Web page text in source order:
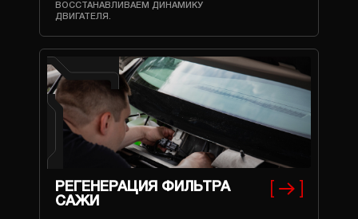
ВОССТАНАВЛИВАЕМ ДИНАМИКУ
ДВИГАТЕЛЯ.
РЕГЕНЕРАЦИЯ ФИЛЬТРА
САЖИ